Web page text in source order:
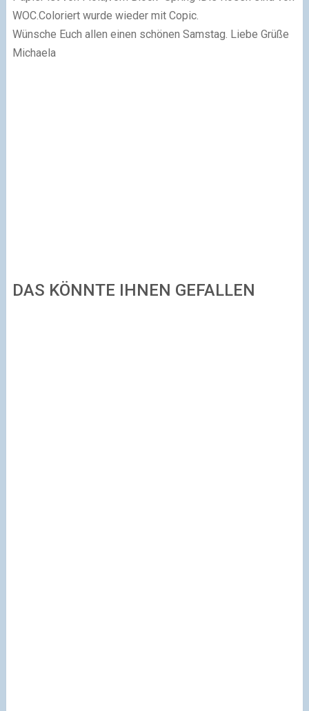
WOC.Coloriert wurde wieder mit Copic.
Wünsche Euch allen einen schönen Samstag. Liebe Grüße
Michaela
DAS KÖNNTE IHNEN GEFALLEN